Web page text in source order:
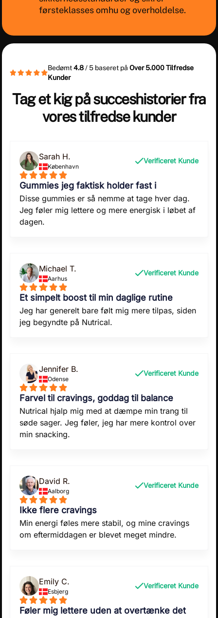
førsteklasses omhu og overholdelse.
Bedømt4.8/ 5 baseret på Over 5.000 Tilfredse
Kunder
Tag et kig på succeshistorier fra
vores tilfredse kunder
Sarah H.
København
Verificeret Kunde
Gummies jeg faktisk holder fast i
Disse gummies er så nemme at tage hver dag.
Jeg føler mig lettere og mere energisk i løbet af
dagen.
Michael T.
Aarhus
Verificeret Kunde
Et simpelt boost til min daglige rutine
Jeg har generelt bare følt mig mere tilpas, siden
jeg begyndte på Nutrical.
Jennifer B.
Odense
Verificeret Kunde
Farvel til cravings, goddag til balance
Nutrical hjalp mig med at dæmpe min trang til
søde sager. Jeg føler, jeg har mere kontrol over
min snacking.
David R.
Aalborg
Verificeret Kunde
Ikke flere cravings
Min energi føles mere stabil, og mine cravings
om eftermiddagen er blevet meget mindre.
Emily C.
Esbjerg
Verificeret Kunde
Føler mig lettere uden at overtænke det